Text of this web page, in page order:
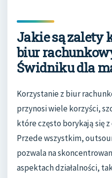
Jakie są zalety
biur
Świdniku dla
Korzystanie z biur
przynosi wiele korzyści,
które często borykają się
Przede wszystkim,
pozwala na
aspektach działalności,